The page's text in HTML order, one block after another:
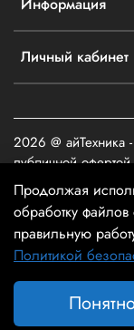
Информация
Личный кабинет
2026 @ айТехника
публичной офертой
Продолжая
обработку
правильную
Политикой